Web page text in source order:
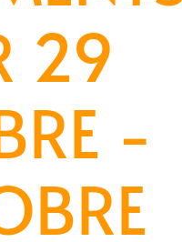
29
-